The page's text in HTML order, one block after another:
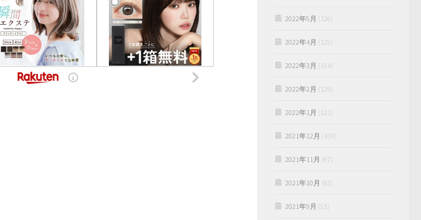
2022年5月 (126)
2022年4月 (125)
2022年3月 (154)
2022年2月 (129)
2022年1月 (121)
2021年12月 (109)
2021年11月 (87)
2021年10月 (83)
2021年9月 (53)